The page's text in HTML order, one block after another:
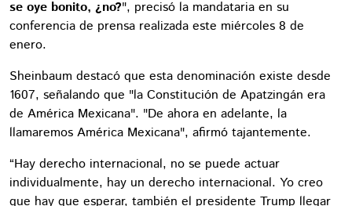
se oye bonito, ¿no?", precisó la mandataria en su
conferencia de prensa realizada este miércoles 8 de
enero.
Sheinbaum destacó que esta denominación existe desde
1607, señalando que "la Constitución de Apatzingán era
de América Mexicana". "De ahora en adelante, la
llamaremos América Mexicana", afirmó tajantemente.
“Hay derecho internacional, no se puede actuar
individualmente, hay un derecho internacional. Yo creo
que hay que esperar, también el presidente Trump llegar